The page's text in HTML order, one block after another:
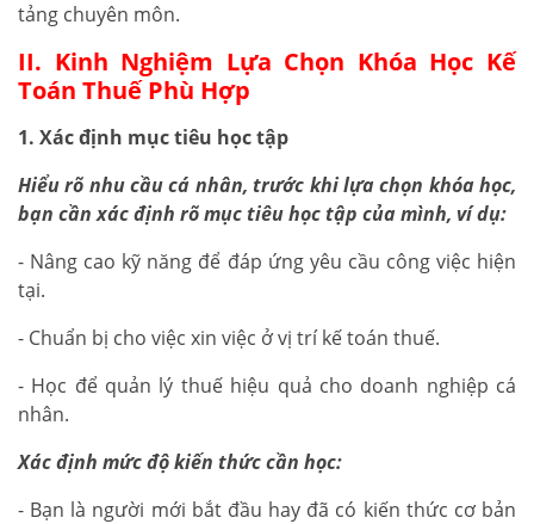
tảng chuyên môn.
II. Kinh Nghiệm Lựa Chọn Khóa Học Kế
Toán Thuế Phù Hợp
1. Xác định mục tiêu học tập
Hiểu rõ nhu cầu cá nhân, trước khi lựa chọn khóa học,
bạn cần xác định rõ mục tiêu học tập của mình, ví dụ:
- Nâng cao kỹ năng để đáp ứng yêu cầu công việc hiện
tại.
- Chuẩn bị cho việc xin việc ở vị trí kế toán thuế.
- Học để quản lý thuế hiệu quả cho doanh nghiệp cá
nhân.
Xác định mức độ kiến thức cần học:
- Bạn là người mới bắt đầu hay đã có kiến thức cơ bản